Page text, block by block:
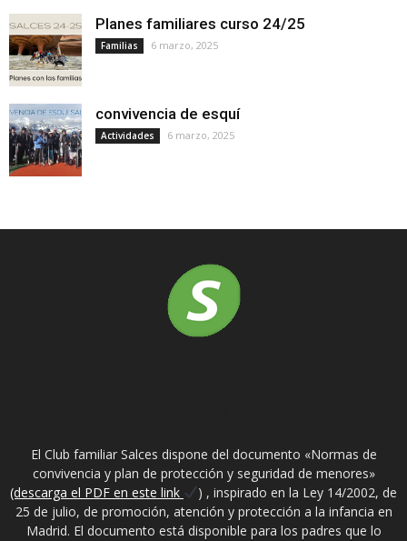
Planes familiares curso 24/25
Familias 6 marzo, 2025
convivencia de esquí
Actividades 6 marzo, 2025
El Club familiar Salces dispone del documento «Normas de
convivencia y plan de protección y seguridad de menores»
(descarga el PDF en este link
) , inspirado en la Ley 14/2002, de
25 de julio, de promoción, atención y protección a la infancia en
Madrid. El documento está disponible para los padres que lo